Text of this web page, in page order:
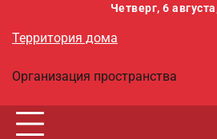
содержимому
Четверг, 6
Территория дома
Организация пространства